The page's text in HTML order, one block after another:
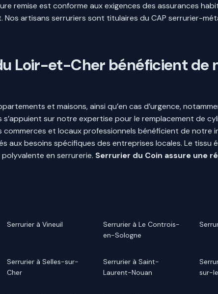
remise est conforme aux exigences des assurances
artisans serruriers sont titulaires du CAP serrurier-
Loir-et-Cher bénéficient de
et maisons, ainsi qu’en cas d’urgence,
sur notre expertise pour le remplacement de
et locaux professionnels bénéficient de notre
besoins spécifiques des entreprises locales. Le tissu
en serrurerie. Serrurier du Coin assure une
Serrurier à Vineuil
Serrurier à Le Controis-
en-Sologne
Serrurier à Selles-sur-
Cher
Serrurier à Saint-
Laurent-Nouan
sur-